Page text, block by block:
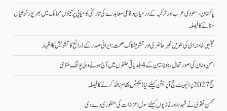
پاکستان، سعودی عرب اور ترکیہ کے درمیان دفاعی معاہدے کی تاریخی کامیابی پرتینوں ممالک میں بھرپورخوشیاں
منانے کا فیصلہ
مجتبیٰ خامنہ ای کی طویل غیرحاضری اور تشویشناک صحت: ایرانی صدر کے ذرائع کا تشویش کا اظہار
امن وامان کی صورتحال،بلوچستان کے 4 بلدیاتی حلقوں میں آج ہونے والی پولنگ ملتوی
حج 2027 پرائیویٹ حج آپریشن کیلئے نیا ڈیجیٹل نظام نافذ کرنے کا فیصلہ
محسن نقوی نے شہداء اور غازیوں کیلئے سول اعزازات کی منظوری دے دی